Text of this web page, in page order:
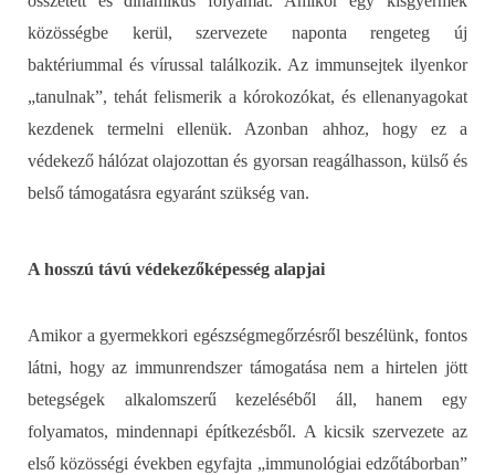
közösségbe kerül, szervezete naponta rengeteg új
baktériummal és vírussal találkozik. Az immunsejtek ilyenkor
„tanulnak”, tehát felismerik a kórokozókat, és ellenanyagokat
kezdenek termelni ellenük. Azonban ahhoz, hogy ez a
védekező hálózat olajozottan és gyorsan reagálhasson, külső és
belső támogatásra egyaránt szükség van.
A hosszú távú védekezőképesség alapjai
Amikor a gyermekkori egészségmegőrzésről beszélünk, fontos
látni, hogy az immunrendszer támogatása nem a hirtelen jött
betegségek alkalomszerű kezeléséből áll, hanem egy
folyamatos, mindennapi építkezésből. A kicsik szervezete az
első közösségi években egyfajta „immunológiai edzőtáborban”